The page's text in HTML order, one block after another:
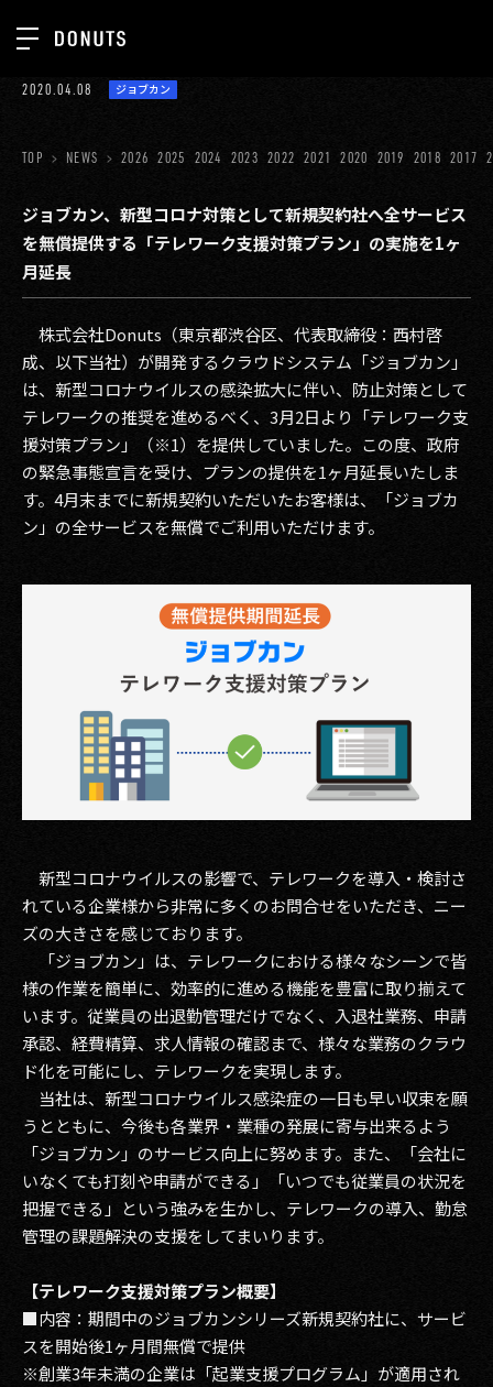
ジョブカン
ゲーム
ミクチャ
医療(CLIUS)
出版メディア
美少女図鑑
イベント
タテドラ
その他事業
2026
2025
2024
2023
2020
2019
2018
2017
2016
2015
2014
2013
2011
2010
TOP
ABOUT
SERVICES
GROUP
RECRUIT
CONTACT
2020.04.08 ジョブカン
TOP NEWS 2026 2025 2024 2023 2022 2021 2020 2019 2018 2017
ジョブカン、新型コロナ対策として新規契約社へ全サービス
を無償提供する「テレワーク支援対策プラン」の実施を1ヶ
月延長
株式会社Donuts （東京都渋谷区、代表取締役：西村啓
成、以下当社） が開発するクラウドシステム「ジョブカン」
は、新型コロナウイルスの感染拡大に伴い、防止対策として
テレワークの推奨を進めるべく、3月2日より「テレワーク支
援対策プラン」（※1）を提供していました。この度、政府
の緊急事態宣言を受け、プランの提供を1ヶ月延長いたしま
す。4月末までに新規契約いただいたお客様は、「ジョブカ
ン」の全サービスを無償でご利用いただけます。
新型コロナウイルスの影響で、テレワークを導入・検討さ
れている企業様から非常に多くのお問合せをいただき、ニー
ズの大きさを感じております。
「ジョブカン」は、テレワークにおける様々なシーンで皆
様の作業を簡単に、効率的に進める機能を豊富に取り揃えて
います。従業員の出退勤管理だけでなく、入退社業務、申請
承認、経費精算、求人情報の確認まで、様々な業務のクラウ
ド化を可能にし、テレワークを実現します。
当社は、新型コロナウイルス感染症の一日も早い収束を願
うとともに、今後も各業界・業種の発展に寄与出来るよう
「ジョブカン」のサービス向上に努めます。また、「会社に
いなくても打刻や申請ができる」「いつでも従業員の状況を
把握できる」という強みを生かし、テレワークの導入、勤怠
管理の課題解決の支援をしてまいります。
【テレワーク支援対策プラン概要】
■内容：期間中のジョブカンシリーズ新規契約社に、サービ
スを開始後1ヶ月間無償で提供
※創業3年未満の企業は「起業支援プログラム」が適用され